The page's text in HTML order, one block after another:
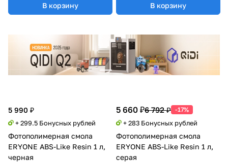
В корзину В корзину
5 990 ₽
+ 299.5 Бонусных рублей
Фотополимерная смола
ERYONE ABS-Like Resin 1 л,
черная
5 660 ₽6 792 ₽ -17%
+ 283 Бонусных рублей
Фотополимерная смола
ERYONE ABS-Like Resin 1 л,
серая